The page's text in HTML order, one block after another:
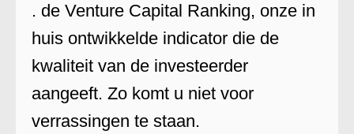
. de Venture Capital Ranking, onze in
huis ontwikkelde indicator die de
kwaliteit van de investeerder
aangeeft. Zo komt u niet voor
verrassingen te staan.